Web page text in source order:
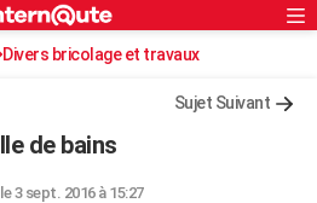
Rechercher
S'inscrire
Divers bricolage et travaux
Sujet Suivant
de bains
3 sept. 2016 à 15:27